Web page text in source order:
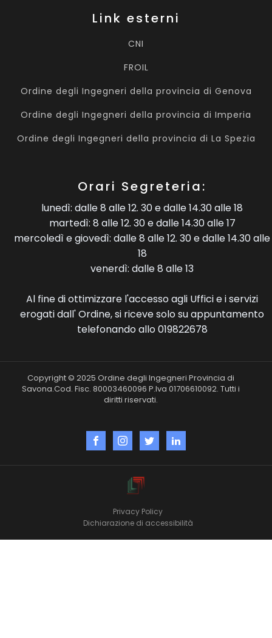
Link esterni
CNI
FROIL
Ordine degli Ingegneri della provincia di Genova
Ordine degli Ingegneri della provincia di Imperia
Ordine degli Ingegneri della provincia di La Spezia
Orari Segreteria:
lunedì: dalle 8 alle 12. 30 e dalle 14.30 alle 18
martedì: 8 alle 12. 30 e dalle 14.30 alle 17
mercoledì e giovedì: dalle 8 alle 12. 30 e dalle 14.30 alle
18
venerdì: dalle 8 alle 13
Al fine di ottimizzare l'accesso agli Uffici e i servizi
erogati dall' Ordine, si riceve solo su appuntamento
telefonando allo 019822678
Copyright © 2025 Ordine degli Ingegneri Provincia di
Savona.Cod. Fisc. 80003460096 P.Iva 01706610092. Tutti i
diritti riservati.
Privacy Policy
Dichiarazione di accessibilità